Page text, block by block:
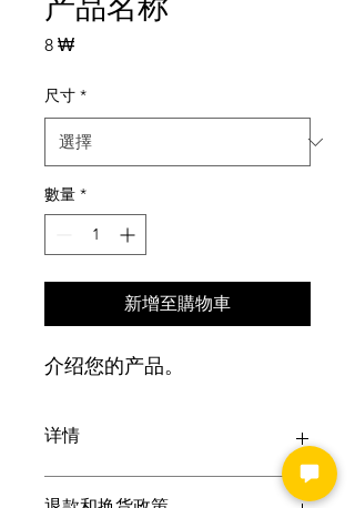
8 ₩價
尺寸 *
數量 *
新增至購物車
介绍您的产品。
详情
输入产品详情。详细实用的描述，包括